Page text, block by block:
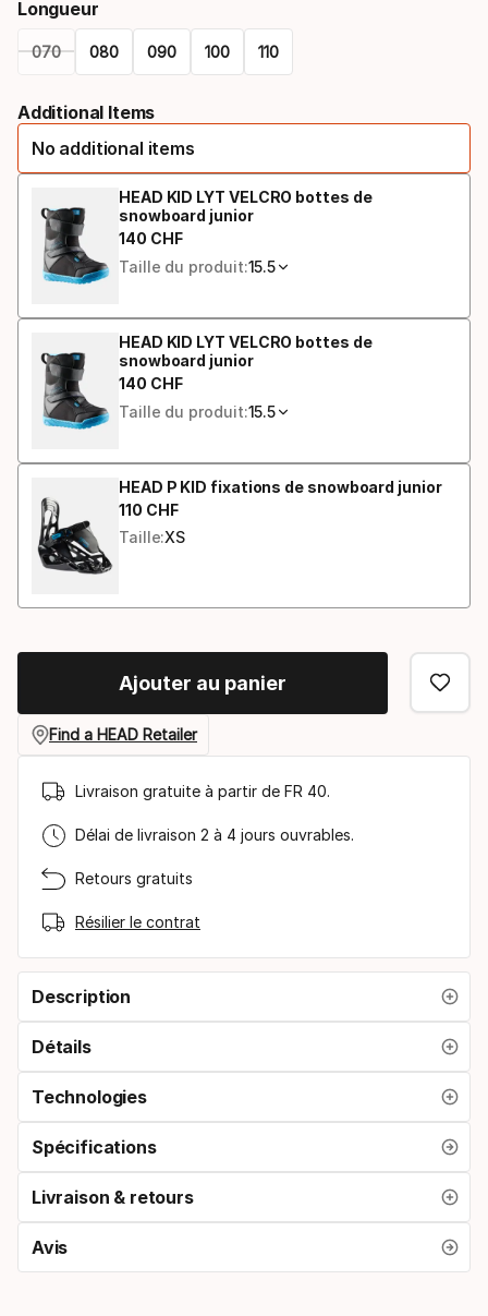
Longueur
070 080 090 100 110
select
option:
longueur
Additional Items
No additional items
HEAD KID LYT VELCRO bottes de
snowboard junior
140 CHF
Prix final
Taille du produit:15.5
HEAD KID LYT VELCRO bottes de
snowboard junior
140 CHF
Prix final
Taille du produit:15.5
HEAD P KID fixations de snowboard junior
110 CHF
Prix final
Taille:XS
Ajouter au panier
Find a HEAD Retailer
Livraison gratuite à partir de FR 40.
Délai de livraison 2 à 4 jours ouvrables.
Retours gratuits
Résilier le contrat
Description
Détails
Technologies
Spécifications
Livraison & retours
Avis